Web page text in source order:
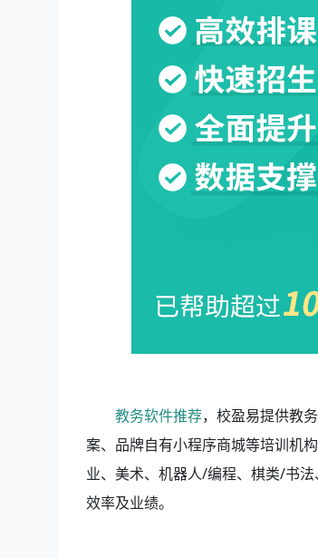
教务软件推荐，校盈易提供教
案、品牌自有小程序商城等培训机
业、美术、机器人/编程、棋类/书
效率及业绩。